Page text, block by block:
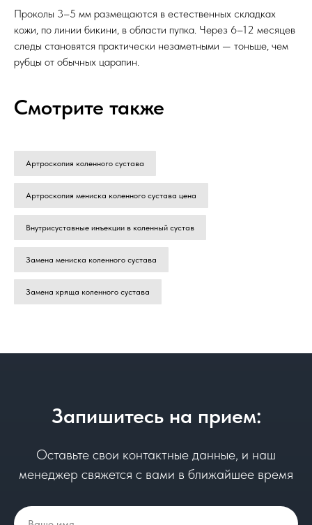
Проколы 3–5 мм размещаются в естественных складках
кожи, по линии бикини, в области пупка. Через 6–12 месяцев
следы становятся практически незаметными — тоньше, чем
рубцы от обычных царапин.
Смотрите также
Артроскопия коленного сустава
Артроскопия мениска коленного сустава цена
Внутрисуставные инъекции в коленный сустав
Замена мениска коленного сустава
Замена хряща коленного сустава
Запишитесь на прием:
Оставьте свои контактные данные, и наш
менеджер свяжется с вами в ближайшее время